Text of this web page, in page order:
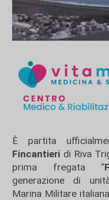
È partita
Fincantieri di Riva
prima fregata “
generazione di
Marina Militare